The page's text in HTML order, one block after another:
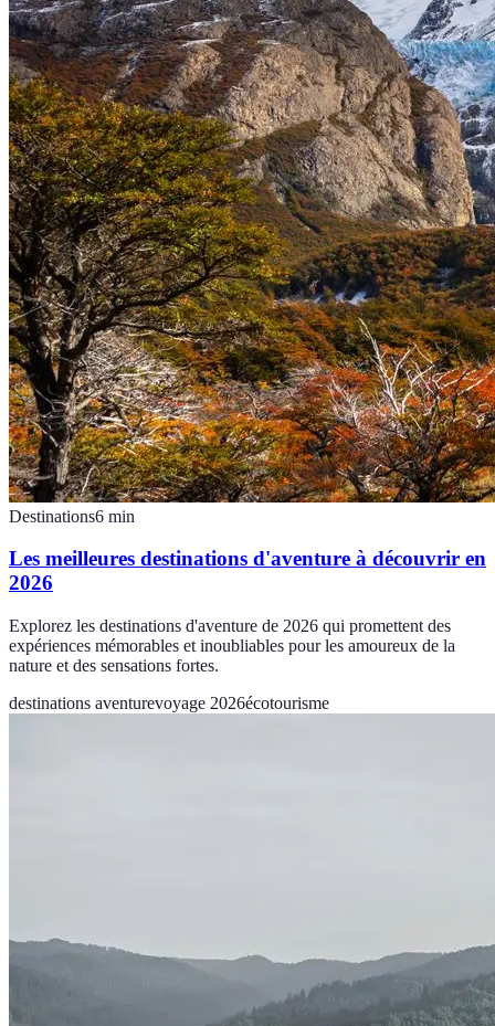
Destinations6 min
Les meilleures destinations d'aventure à découvrir en
2026
Explorez les destinations d'aventure de 2026 qui promettent des
expériences mémorables et inoubliables pour les amoureux de la
nature et des sensations fortes.
destinations aventurevoyage 2026écotourisme